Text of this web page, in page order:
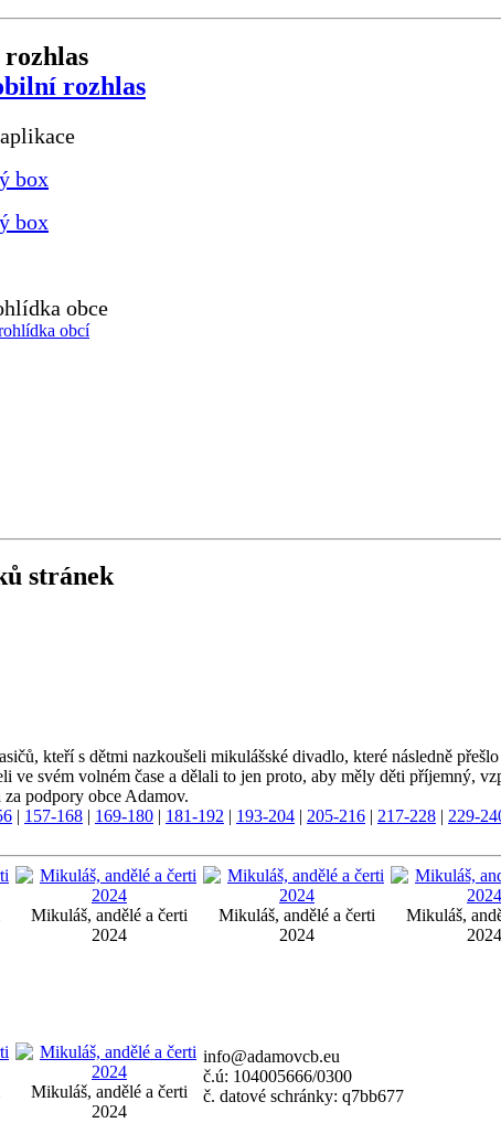
obce
stránek
kteří s dětmi nazkoušeli mikulášské divadlo, které následně
svém volném čase a dělali to jen proto, aby měly děti příjemný,
podpory obce Adamov.
| 157-168 | 169-180 | 181-192 | 193-204 | 205-216 | 217-228 | 229-
Mikuláš, andělé a čerti
2024
Mikuláš, andělé a čerti
2024
Mikuláš,
2024
Mikuláš, andělé a čerti
2024
info@adamovcb.eu
č.ú: 104005666/0300
č. datové schránky: q7bb677